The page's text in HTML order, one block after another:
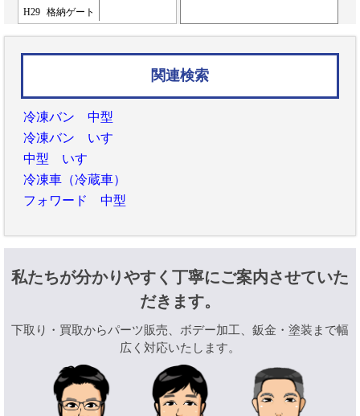
H29
格納ゲート
関連検索
冷凍バン 中型
冷凍バン いすゞ
中型 いすゞ
冷凍車（冷蔵車）
フォワード 中型
私たちが分かりやすく丁寧にご案内させていた
だきます。
下取り・買取からパーツ販売、ボデー加工、鈑金・塗装まで幅
広く対応いたします。